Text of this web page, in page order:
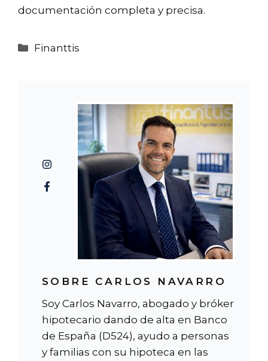
documentación completa y precisa.
Categorías
Finanttis
SOBRE CARLOS NAVARRO
Soy Carlos Navarro, abogado y bróker
hipotecario dando de alta en Banco
de España (D524), ayudo a personas
y familias con su hipoteca en las